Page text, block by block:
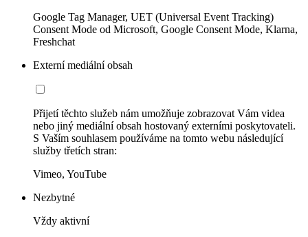
Google Tag Manager, UET (Universal Event Tracking)
Consent Mode od Microsoft, Google Consent Mode, Klarna,
Freshchat
Externí mediální obsah
Přijetí těchto služeb nám umožňuje zobrazovat Vám videa
nebo jiný mediální obsah hostovaný externími poskytovateli.
S Vaším souhlasem používáme na tomto webu následující
služby třetích stran:
Vimeo, YouTube
Nezbytné
Vždy aktivní